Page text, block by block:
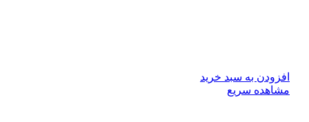
افزودن به سبد خرید
مشاهده سریع